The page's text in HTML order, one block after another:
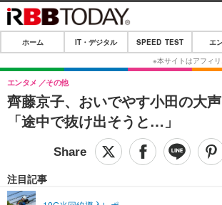
ホーム
IT・デジタル
IT・デジタルTOP ス
ネタ
ショッピング
SPEED TEST
エンタメTOP
ライフTOP
リリース一覧
ホーム IT・デジタル SPEED TEST エ
齊藤京子、おいでやす小田の大
「途中で抜け出そうと…」
エンタメ その他
注目記事